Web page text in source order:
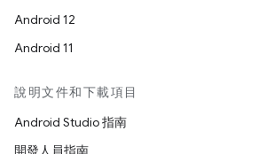
Android 12
Android 11
說明文件和下載項目
Android Studio 指南
開發人員指南